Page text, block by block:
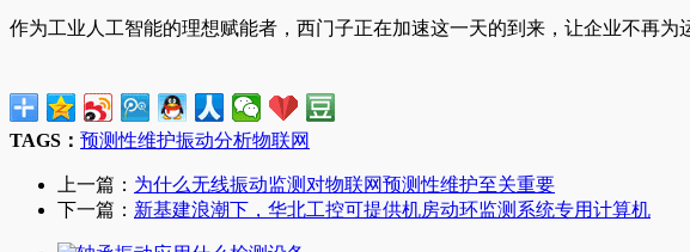
作为工业人工智能的理想赋能者，西门子正在加速这一天的到来，让企业不再
TAGS： 预测性维护振动分析物联网
上一篇： 为什么无线振动监测对物联网预测性维护至关重要
下一篇： 新基建浪潮下，华北工控可提供机房动环监测系统专用计算机